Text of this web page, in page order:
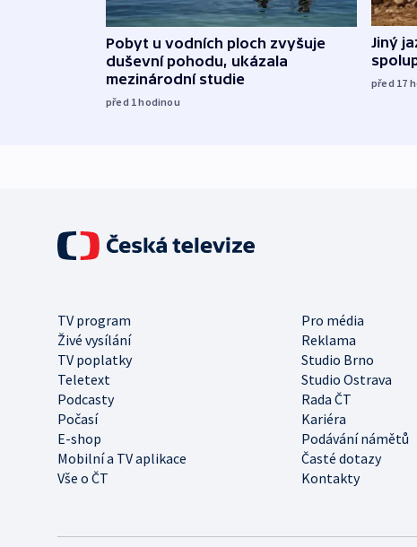
Pobyt u vodních ploch zvyšuje
duševní pohodu, ukázala
mezinárodní studie
před 1hodinou
Jiný
před 17
TV program
Pro média
Živé vysílání
Reklama
TV poplatky
Studio Brno
Teletext
Studio Ostrava
Podcasty
Rada ČT
Počasí
Kariéra
E-shop
Podávání námětů
Mobilní a TV aplikace
Časté dotazy
Vše o ČT
Kontakty